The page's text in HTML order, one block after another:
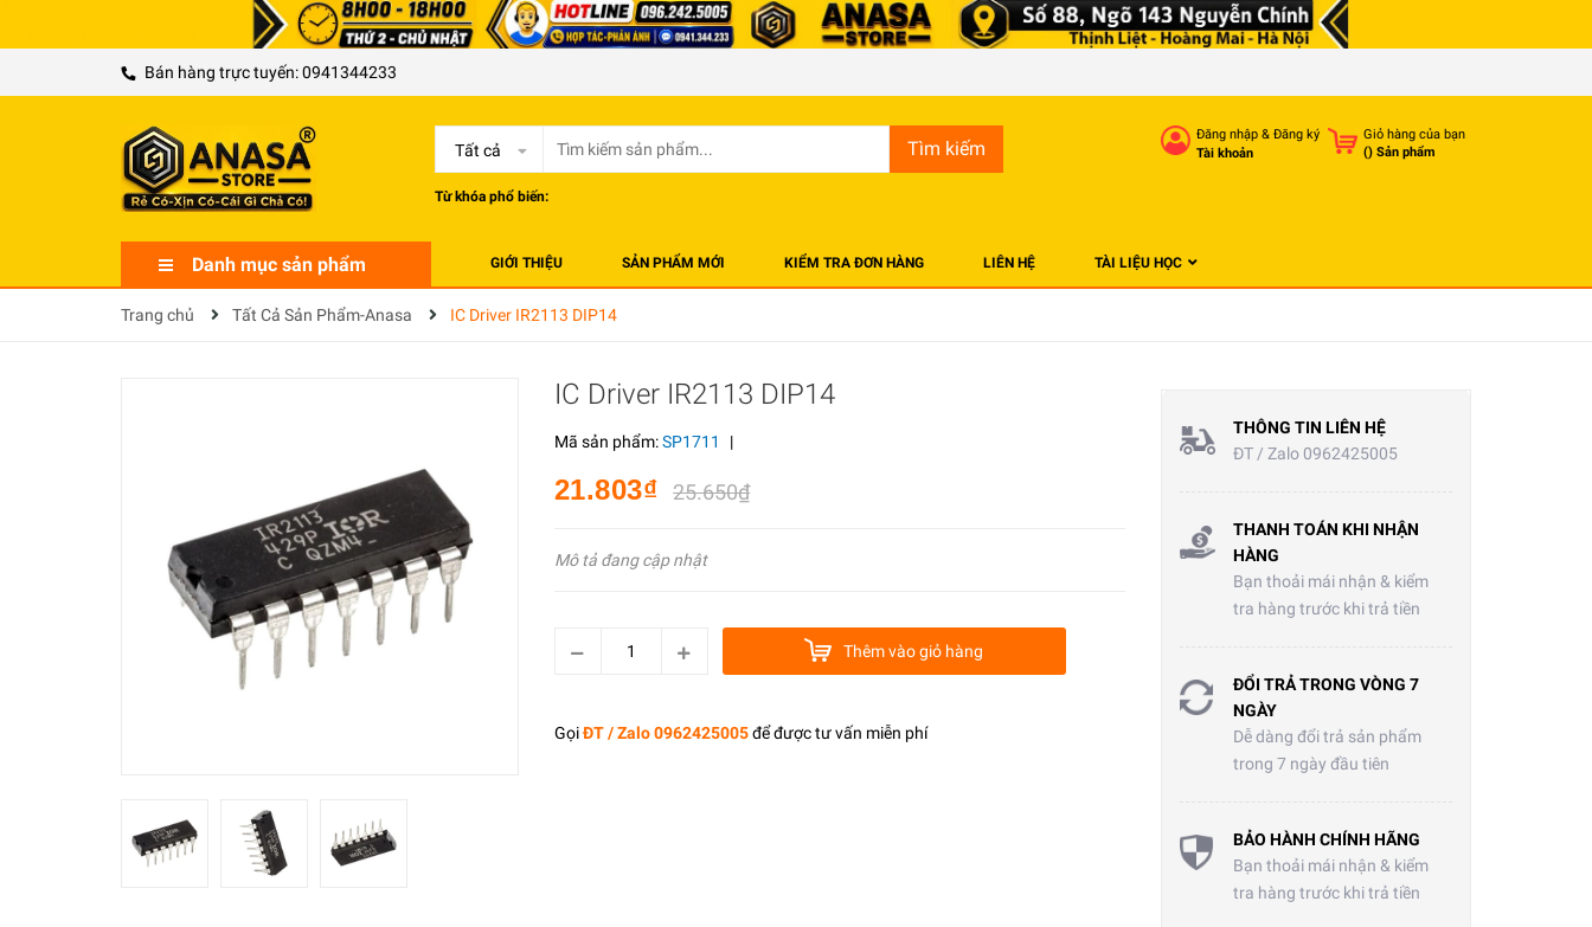
Bán hàng trực tuyến:0941344233
Tất cả Tìm kiếm
Từ khóa phổ biến:
Đăng nhập& Đăng ký
Tài khoản
Giỏ hàng của bạn
() Sản phẩm
Danh mục sản phẩm GIỚI THIỆU SẢN PHẨM MỚI KIỂM TRA ĐƠN HÀNG LIÊN HỆ TÀI LIỆU HỌC
Trang chủ Tất Cả Sản Phẩm-Anasa IC Driver IR2113 DIP14
IC Driver IR2113 DIP14
Mã sản phẩm:SP1711 |
21.803₫ 25.650₫
Mô tả đang cập nhật
Thêm vào giỏ hàng
GọiĐT / Zalo 0962425005để được tư vấn miễn phí
THÔNG TIN LIÊN HỆ
ĐT / Zalo 0962425005
THANH TOÁN KHI NHẬN
HÀNG
Bạn thoải mái nhận & kiểm
tra hàng trước khi trả tiền
ĐỔI TRẢ TRONG VÒNG 7
NGÀY
Dễ dàng đổi trả sản phẩm
trong 7 ngày đầu tiên
BẢO HÀNH CHÍNH HÃNG
Bạn thoải mái nhận & kiểm
tra hàng trước khi trả tiền